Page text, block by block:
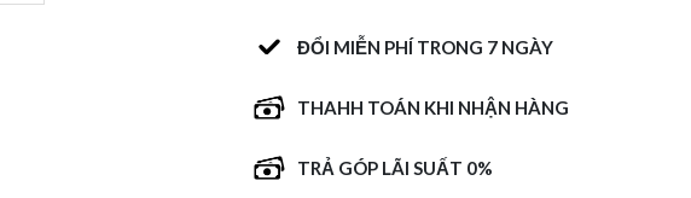
ĐỔI MIỄN PHÍ TRONG 7 NGÀY
THAHH TOÁN KHI NHẬN HÀNG
TRẢ GÓP LÃI SUẤT 0%